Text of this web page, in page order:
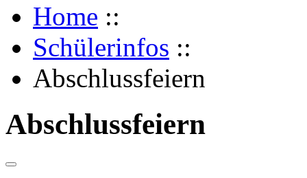
Home ::
Schülerinfos ::
Abschlussfeiern
Abschlussfeiern